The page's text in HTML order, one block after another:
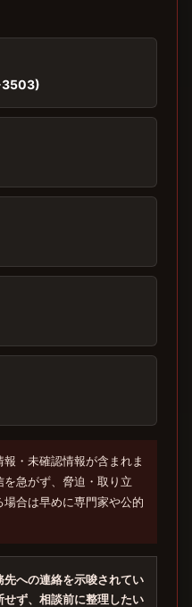
・未確認情報が含まれま
急がず、脅迫・取り立
合は早めに専門家や公的
への連絡を示唆されてい
ず、相談前に整理したい